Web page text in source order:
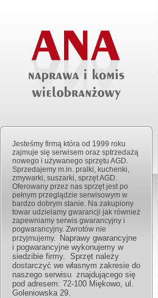
Jesteśmy firmą która od 1999 roku
zajmuje się serwisem oraz sptrzedażą
nowego i używanego sprzętu AGD.
Sprzedajemy m.in. pralki, kuchenki,
zmywarki, suszarki, sprzęt AGD.
Oferowany przez nas sprzęt jest po
pełnym przeglądzie serwisowym w
bardzo dobrym stanie. Na zakupiony
towar udzielamy gwarancji jak również
zapewniamy serwis gwarancyjny i
pogwarancyjny. Zwrotów nie
przyjmujemy.
Naprawy gwarancyjne
i pogwarancyjne wykonujemy w
siedzibie firmy. Sprzęt należy
dostarczyć we własnym zakresie do
naszego serwisu znajdującego się
pod adresem: 72-100 Miękowo, ul.
Goleniowska 29.